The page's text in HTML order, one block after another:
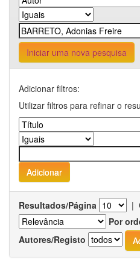
Iniciar uma nova pesquisa
Adicionar filtros:
Utilizar filtros para refinar o
Resultados/Página |
Por
Autores/Registo